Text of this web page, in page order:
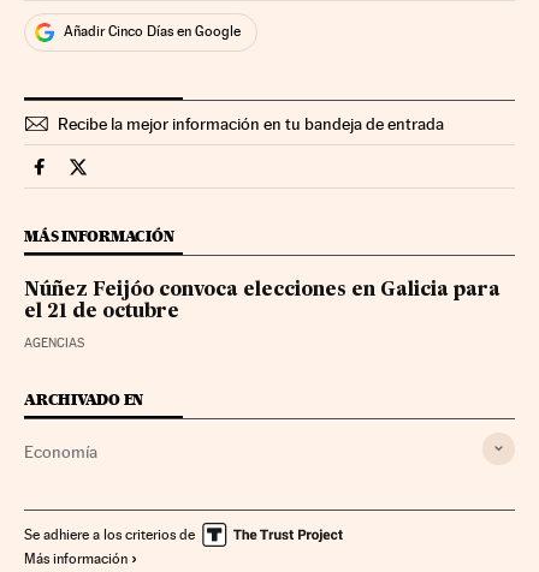
Añadir Cinco Días en Google
Recibe la mejor información en tu bandeja de entrada
Videos Cinco Días en Facebook
Videos Cinco Días en Twitter
MÁS INFORMACIÓN
Núñez Feijóo convoca elecciones en Galicia para
el 21 de octubre
AGENCIAS
ARCHIVADO EN
Economía
Se adhiere a los criterios de
Más información